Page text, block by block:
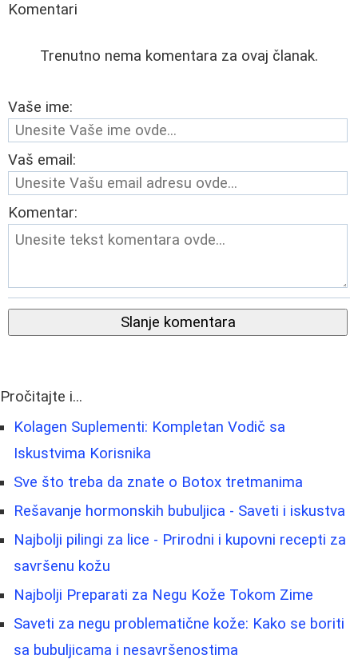
Komentari
Trenutno nema komentara za ovaj članak.
Vaše ime:
Vaš email:
Komentar:
Slanje komentara
Pročitajte i...
Kolagen Suplementi: Kompletan Vodič sa
Iskustvima Korisnika
Sve što treba da znate o Botox tretmanima
Rešavanje hormonskih bubuljica - Saveti i iskustva
Najbolji pilingi za lice - Prirodni i kupovni recepti za
savršenu kožu
Najbolji Preparati za Negu Kože Tokom Zime
Saveti za negu problematične kože: Kako se boriti
sa bubuljicama i nesavršenostima